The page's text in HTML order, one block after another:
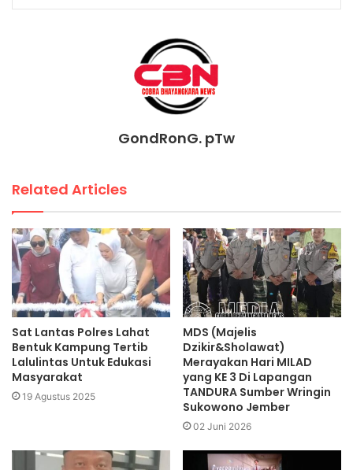
GondRonG. pTw
Related Articles
Sat Lantas Polres Lahat
Bentuk Kampung Tertib
Lalulintas Untuk Edukasi
Masyarakat
19 Agustus 2025
MDS (Majelis
Dzikir&Sholawat)
Merayakan Hari MILAD
yang KE 3 Di Lapangan
TANDURA Sumber Wringin
Sukowono Jember
02 Juni 2026